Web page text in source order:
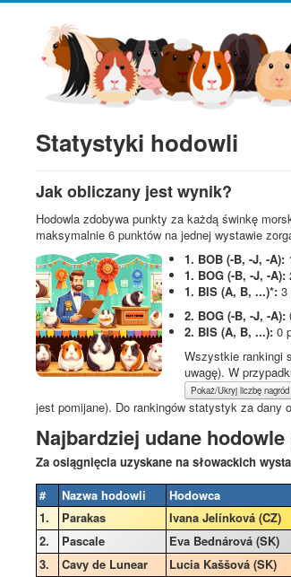
Statystyki hodowli
Jak obliczany jest wynik?
Hodowla zdobywa punkty za każdą świnkę
maksymalnie 6 punktów na jednej wystawie
1. BOB (-B, -J, -A):
1. BOG (-B, -J, -A):
1. BIS (A, B, ...)*: 3
2. BOG (-B, -J, -A):
2. BIS (A, B, ...): 0
Wszystkie rankingi
uwagę). W
Pokaż/Ukryj liczbę nagród
jest pomijane). Do rankingów statystyk za dany
Najbardziej udane hodowle
Za osiągnięcia uzyskane na słowackich
#
Nazwa hodowli Hodowca
1.
Parakas Ivana Jelínková (CZ)
2.
Pascale Eva Bednárová (SK)
3.
Cavy de Lunear Lucia Kaššová (SK)